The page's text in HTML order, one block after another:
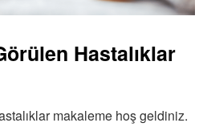
Hastalıklar
makaleme hoş geldiniz.